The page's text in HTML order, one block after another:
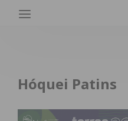
Hóquei Patins